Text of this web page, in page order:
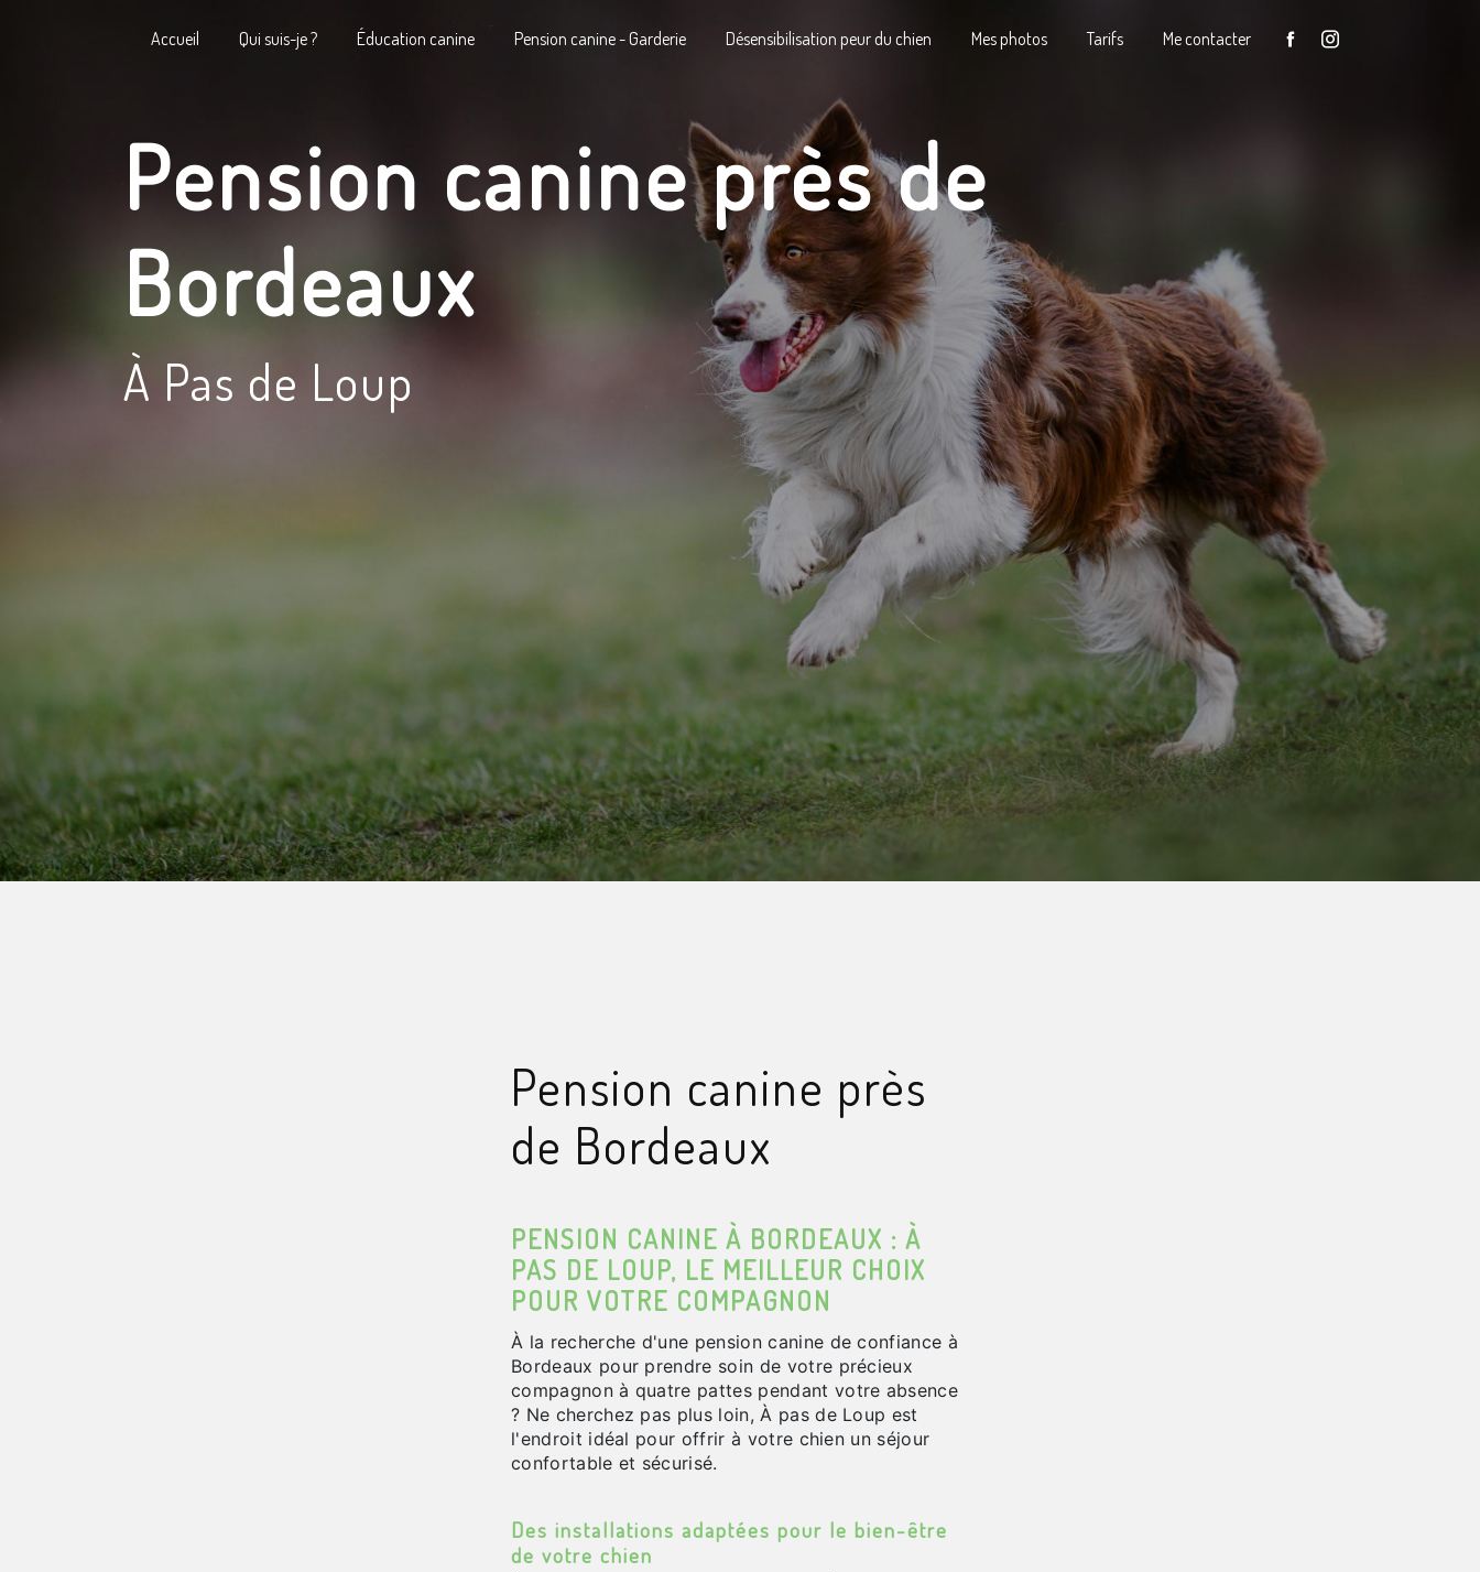
Accueil Qui suis-je ? Éducation canine Pension canine - Garderie Désensibilisation peur du chien Mes photos Tarifs Me contacter
Pension canine près de
Bordeaux
À Pas de Loup
Pension canine près
de Bordeaux
PENSION CANINE À BORDEAUX : À
PAS DE LOUP, LE MEILLEUR CHOIX
POUR VOTRE COMPAGNON
À la recherche d'une pension canine de confiance à
Bordeaux pour prendre soin de votre précieux
compagnon à quatre pattes pendant votre absence
? Ne cherchez pas plus loin, À pas de Loup est
l'endroit idéal pour offrir à votre chien un séjour
confortable et sécurisé.
Des installations adaptées pour le bien-être
de votre chien